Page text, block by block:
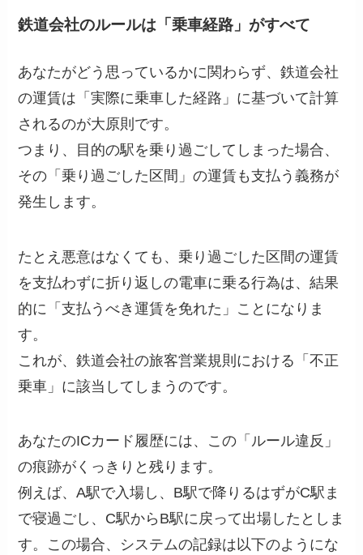
鉄道会社のルールは「乗車経路」がすべて
あなたがどう思っているかに関わらず、鉄道会社
の運賃は「実際に乗車した経路」に基づいて計算
されるのが大原則です。
つまり、目的の駅を乗り過ごしてしまった場合、
その「乗り過ごした区間」の運賃も支払う義務が
発生します。
たとえ悪意はなくても、乗り過ごした区間の運賃
を支払わずに折り返しの電車に乗る行為は、結果
的に「支払うべき運賃を免れた」ことになりま
す。
これが、鉄道会社の旅客営業規則における「不正
乗車」に該当してしまうのです。
あなたのICカード履歴には、この「ルール違反」
の痕跡がくっきりと残ります。
例えば、A駅で入場し、B駅で降りるはずがC駅ま
で寝過ごし、C駅からB駅に戻って出場したとしま
す。この場合、システムの記録は以下のようにな